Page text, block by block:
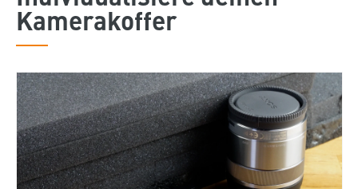
Kamerakoffer